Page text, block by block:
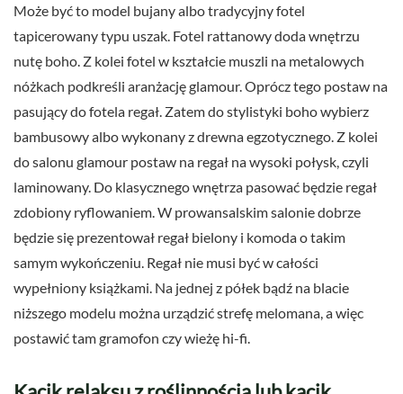
Może być to model bujany albo tradycyjny fotel
tapicerowany typu uszak. Fotel rattanowy doda wnętrzu
nutę boho. Z kolei fotel w kształcie muszli na metalowych
nóżkach podkreśli aranżację glamour. Oprócz tego postaw na
pasujący do fotela regał. Zatem do stylistyki boho wybierz
bambusowy albo wykonany z drewna egzotycznego. Z kolei
do salonu glamour postaw na regał na wysoki połysk, czyli
laminowany. Do klasycznego wnętrza pasować będzie regał
zdobiony ryflowaniem. W prowansalskim salonie dobrze
będzie się prezentował regał bielony i komoda o takim
samym wykończeniu. Regał nie musi być w całości
wypełniony książkami. Na jednej z półek bądź na blacie
niższego modelu można urządzić strefę melomana, a więc
postawić tam gramofon czy wieżę hi-fi.